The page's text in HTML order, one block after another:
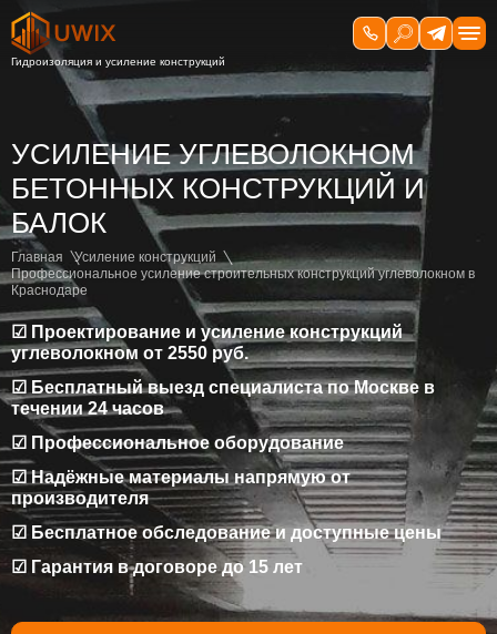
УСИЛЕНИЕ УГЛЕВОЛОКНОМ
БЕТОННЫХ КОНСТРУКЦИЙ И
БАЛОК
Главная
Усиление конструкций
Профессиональное усиление строительных конструкций углеволокном в
Краснодаре
☑ Проектирование и усиление конструкций
углеволокном от 2550 руб.
☑ Бесплатный выезд специалиста по Москве в
течении 24 часов
☑ Профессиональное оборудование
☑ Надёжные материалы напрямую от
производителя
☑ Бесплатное обследование и доступные цены
☑ Гарантия в договоре до 15 лет